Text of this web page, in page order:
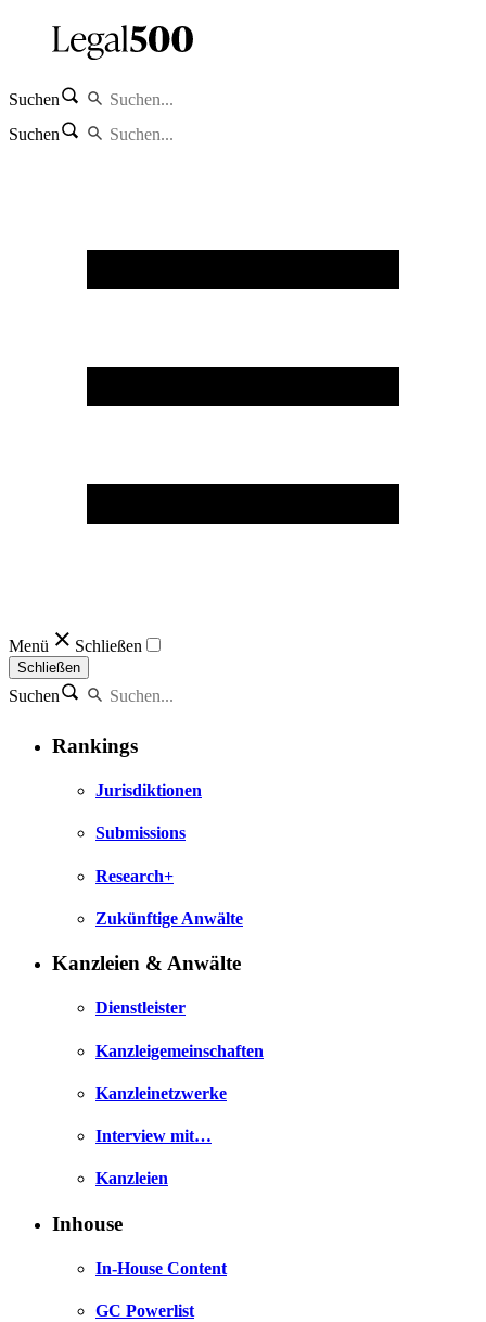
Suchen
Suchen
Menü Schließen
Schließen
Suchen
Rankings
Jurisdiktionen
Submissions
Research+
Zukünftige Anwälte
Kanzleien & Anwälte
Dienstleister
Kanzleigemeinschaften
Kanzleinetzwerke
Interview mit…
Kanzleien
Inhouse
In-House Content
GC Powerlist